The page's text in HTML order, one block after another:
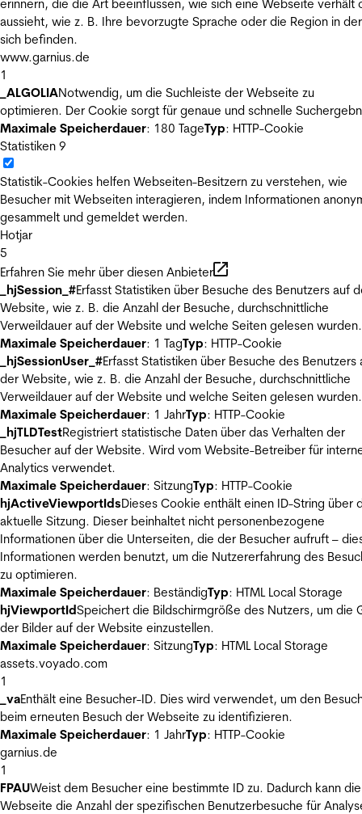
erinnern, die die Art beeinflussen, wie sich eine Webseite verhält
aussieht, wie z. B. Ihre bevorzugte Sprache oder die Region in
sich befinden.
www.garnius.de
1
_ALGOLIANotwendig, um die Suchleiste der Webseite zu
optimieren. Der Cookie sorgt für genaue und schnelle
Maximale Speicherdauer: 180 TageTyp: HTTP-Cookie
Statistiken 9
Statistik-Cookies helfen Webseiten-Besitzern zu verstehen, wie
Besucher mit Webseiten interagieren, indem Informationen
gesammelt und gemeldet werden.
Hotjar
5
Erfahren Sie mehr über diesen Anbieter
_hjSession_#Erfasst Statistiken über Besuche des Benutzers auf
Website, wie z. B. die Anzahl der Besuche, durchschnittliche
Verweildauer auf der Website und welche Seiten gelesen wurden.
Maximale Speicherdauer: 1 TagTyp: HTTP-Cookie
_hjSessionUser_#Erfasst Statistiken über Besuche des Benutzers
der Website, wie z. B. die Anzahl der Besuche, durchschnittliche
Verweildauer auf der Website und welche Seiten gelesen wurden.
Maximale Speicherdauer: 1 JahrTyp: HTTP-Cookie
_hjTLDTestRegistriert statistische Daten über das Verhalten der
Besucher auf der Website. Wird vom Website-Betreiber für
Analytics verwendet.
Maximale Speicherdauer: SitzungTyp: HTTP-Cookie
hjActiveViewportIdsDieses Cookie enthält einen ID-String über
aktuelle Sitzung. Dieser beinhaltet nicht personenbezogene
Informationen über die Unterseiten, die der Besucher aufruft –
Informationen werden benutzt, um die Nutzererfahrung des
zu optimieren.
Maximale Speicherdauer: BeständigTyp: HTML Local Storage
hjViewportIdSpeichert die Bildschirmgröße des Nutzers, um die
der Bilder auf der Website einzustellen.
Maximale Speicherdauer: SitzungTyp: HTML Local Storage
assets.voyado.com
1
_vaEnthält eine Besucher-ID. Dies wird verwendet, um den
beim erneuten Besuch der Webseite zu identifizieren.
Maximale Speicherdauer: 1 JahrTyp: HTTP-Cookie
garnius.de
1
FPAUWeist dem Besucher eine bestimmte ID zu. Dadurch kann die
Webseite die Anzahl der spezifischen Benutzerbesuche für